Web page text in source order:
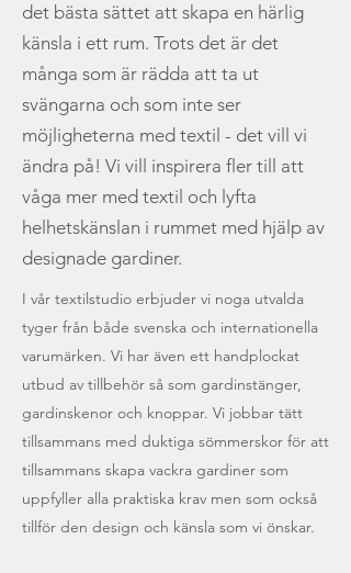
det bästa sättet att skapa en härlig
känsla i ett rum. Trots det är det
många som är rädda att ta ut
svängarna och som inte ser
möjligheterna med textil - det vill vi
ändra på! Vi vill inspirera fler till att
våga mer med textil och lyfta
helhetskänslan i rummet med hjälp av
designade gardiner.
I vår textilstudio erbjuder vi noga utvalda
tyger från både svenska och internationella
varumärken. Vi har även ett handplockat
utbud av tillbehör så som gardinstänger,
gardinskenor och knoppar. Vi jobbar tätt
tillsammans med duktiga sömmerskor för att
tillsammans skapa vackra gardiner som
uppfyller alla praktiska krav men som också
tillför den design och känsla som vi önskar.